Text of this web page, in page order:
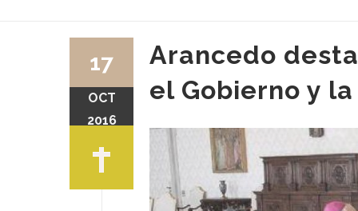
Arancedo
el Gobierno y
17
OCT
2016